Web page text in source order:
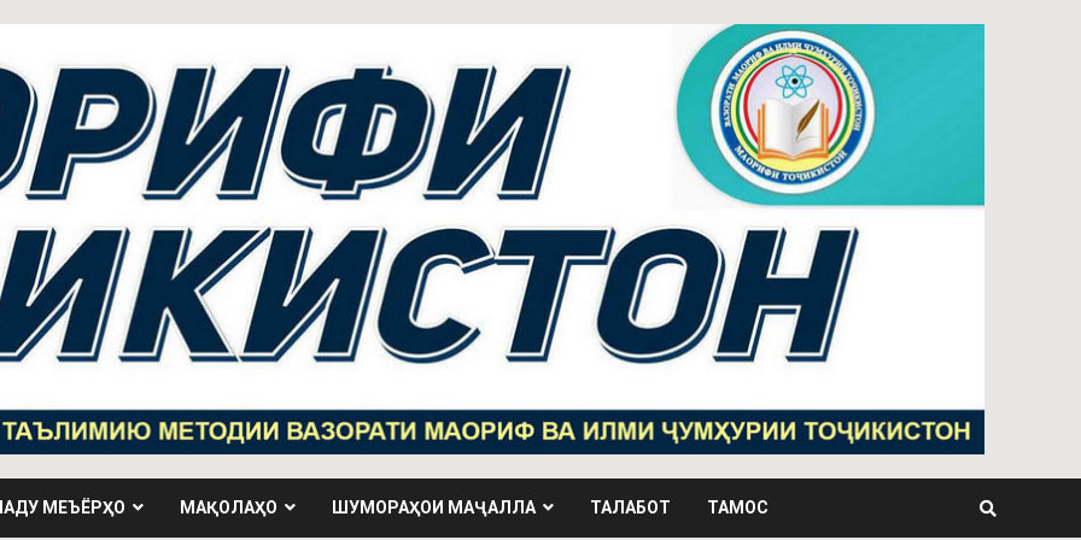
МЕЪЁРҲО МАҚОЛАҲО ШУМОРАҲОИ МАҶАЛЛА ТАЛАБОТ ТАМОС